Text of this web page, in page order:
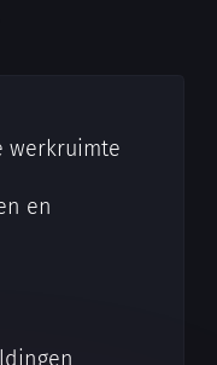
werkruimte
en